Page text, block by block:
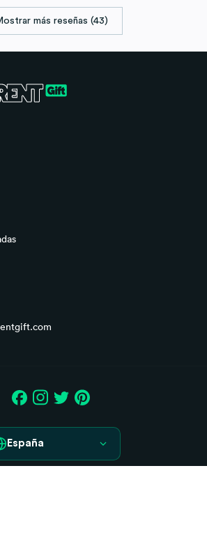
más reseñas (43)
España